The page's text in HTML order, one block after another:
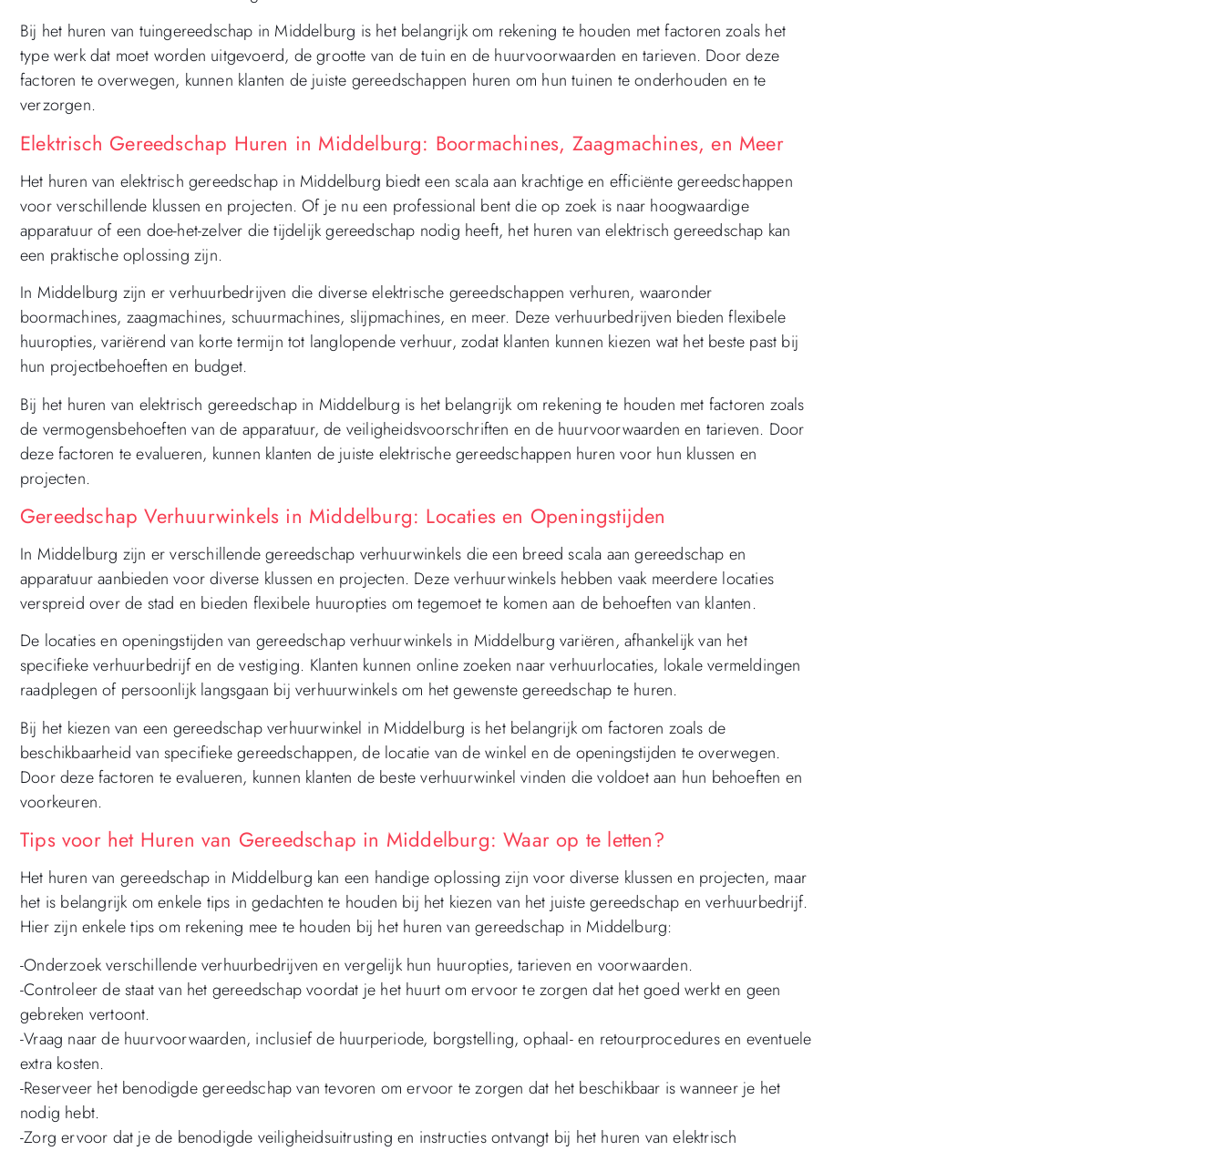
Bij het huren van tuingereedschap in Middelburg is het belangrijk om rekening te houden met factoren zoals het
type werk dat moet worden uitgevoerd, de grootte van de tuin en de huurvoorwaarden en tarieven. Door deze
factoren te overwegen, kunnen klanten de juiste gereedschappen huren om hun tuinen te onderhouden en te
verzorgen.
Elektrisch Gereedschap Huren in Middelburg: Boormachines, Zaagmachines, en Meer
Het huren van elektrisch gereedschap in Middelburg biedt een scala aan krachtige en efficiënte gereedschappen
voor verschillende klussen en projecten. Of je nu een professional bent die op zoek is naar hoogwaardige
apparatuur of een doe-het-zelver die tijdelijk gereedschap nodig heeft, het huren van elektrisch gereedschap kan
een praktische oplossing zijn.
In Middelburg zijn er verhuurbedrijven die diverse elektrische gereedschappen verhuren, waaronder
boormachines, zaagmachines, schuurmachines, slijpmachines, en meer. Deze verhuurbedrijven bieden flexibele
huuropties, variërend van korte termijn tot langlopende verhuur, zodat klanten kunnen kiezen wat het beste past bij
hun projectbehoeften en budget.
Bij het huren van elektrisch gereedschap in Middelburg is het belangrijk om rekening te houden met factoren zoals
de vermogensbehoeften van de apparatuur, de veiligheidsvoorschriften en de huurvoorwaarden en tarieven. Door
deze factoren te evalueren, kunnen klanten de juiste elektrische gereedschappen huren voor hun klussen en
projecten.
Gereedschap Verhuurwinkels in Middelburg: Locaties en Openingstijden
In Middelburg zijn er verschillende gereedschap verhuurwinkels die een breed scala aan gereedschap en
apparatuur aanbieden voor diverse klussen en projecten. Deze verhuurwinkels hebben vaak meerdere locaties
verspreid over de stad en bieden flexibele huuropties om tegemoet te komen aan de behoeften van klanten.
De locaties en openingstijden van gereedschap verhuurwinkels in Middelburg variëren, afhankelijk van het
specifieke verhuurbedrijf en de vestiging. Klanten kunnen online zoeken naar verhuurlocaties, lokale vermeldingen
raadplegen of persoonlijk langsgaan bij verhuurwinkels om het gewenste gereedschap te huren.
Bij het kiezen van een gereedschap verhuurwinkel in Middelburg is het belangrijk om factoren zoals de
beschikbaarheid van specifieke gereedschappen, de locatie van de winkel en de openingstijden te overwegen.
Door deze factoren te evalueren, kunnen klanten de beste verhuurwinkel vinden die voldoet aan hun behoeften en
voorkeuren.
Tips voor het Huren van Gereedschap in Middelburg: Waar op te letten?
Het huren van gereedschap in Middelburg kan een handige oplossing zijn voor diverse klussen en projecten, maar
het is belangrijk om enkele tips in gedachten te houden bij het kiezen van het juiste gereedschap en verhuurbedrijf.
Hier zijn enkele tips om rekening mee te houden bij het huren van gereedschap in Middelburg:
-Onderzoek verschillende verhuurbedrijven en vergelijk hun huuropties, tarieven en voorwaarden.
-Controleer de staat van het gereedschap voordat je het huurt om ervoor te zorgen dat het goed werkt en geen
gebreken vertoont.
-Vraag naar de huurvoorwaarden, inclusief de huurperiode, borgstelling, ophaal- en retourprocedures en eventuele
extra kosten.
-Reserveer het benodigde gereedschap van tevoren om ervoor te zorgen dat het beschikbaar is wanneer je het
nodig hebt.
-Zorg ervoor dat je de benodigde veiligheidsuitrusting en instructies ontvangt bij het huren van elektrisch